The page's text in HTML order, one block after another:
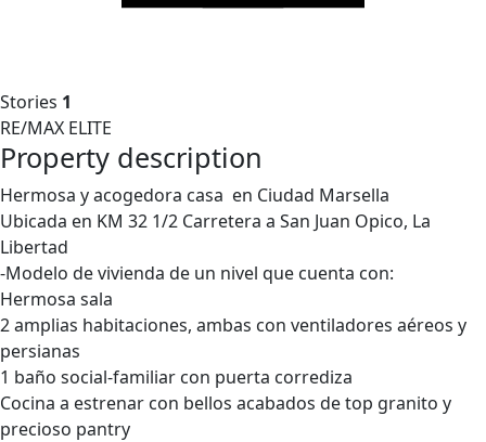
Stories 1
RE/MAX ELITE
Property description
Hermosa y acogedora casa en Ciudad Marsella
Ubicada en KM 32 1/2 Carretera a San Juan Opico, La
Libertad
-Modelo de vivienda de un nivel que cuenta con:
Hermosa sala
2 amplias habitaciones, ambas con ventiladores aéreos y
persianas
1 baño social-familiar con puerta corrediza
Cocina a estrenar con bellos acabados de top granito y
precioso pantry